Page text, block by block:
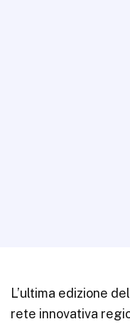
L’ultima edizione
rete innovativa